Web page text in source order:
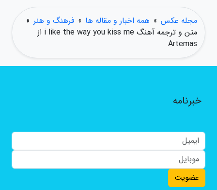
مجله عکس » همه اخبار و مقاله ها » فرهنگ و هنر »
متن و ترجمه آهنگ i like the way you kiss me از
Artemas
خبرنامه
عضویت